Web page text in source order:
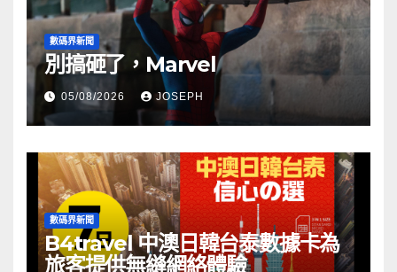
數碼界新聞
別搞砸了，Marvel
05/08/2026 JOSEPH
數碼界新聞
B4travel 中澳日韓台泰數據卡為
旅客提供無縫網絡體驗